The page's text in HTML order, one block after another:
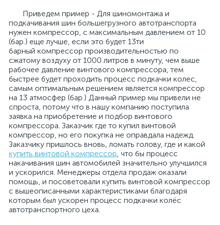
Приведем пример - Для шиномонтажа и
подкачивания шин большегрузного автотранспорта
нужен компрессор, с максимальным давлением от 10
(бар.) еще лучше, если это будет 13ти
барный компрессор производительностью по
сжатому воздуху от 1000 литров в минуту, чем выше
рабочее давление винтового компрессора, тем
быстрее будет проходить процесс подкачки колес,
самым оптимальным решением является компрессор
на 13 атмосфер (бар.) Данный пример мы привели не
спроста, потому что в нашу компанию поступила
заявка на приобретение и подбор винтового
компрессора. Заказчик где то купил винтовой
компрессор, но его покупка не оправдала надежд.
Заказчику пришлось вновь, ломать голову, где и какой
купить винтовой компрессор, что бы процесс
накачивания шин автомобилей значительно улучшился
и ускорился. Менеджеры отдела продаж оказали
помощь, и посоветовали купить винтовой компрессор
с вышеописанными характеристиками благодаря
которым был ускорен процесс подкачки колёс
автотранспортного цеха.